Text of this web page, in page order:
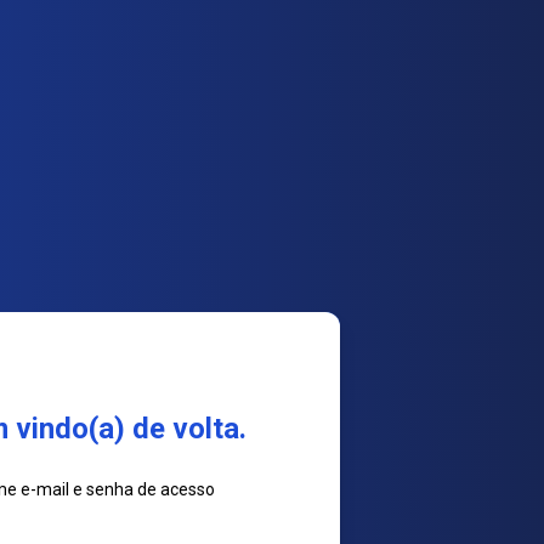
vindo(a) de volta.
e-mail e senha de acesso